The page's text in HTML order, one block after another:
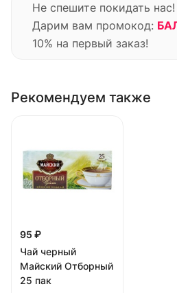
Не спешите покидать нас!
Дарим вам промокод:
10% на первый заказ!
Рекомендуем также
95 ₽
Чай черный
Майский Отборный
25 пак